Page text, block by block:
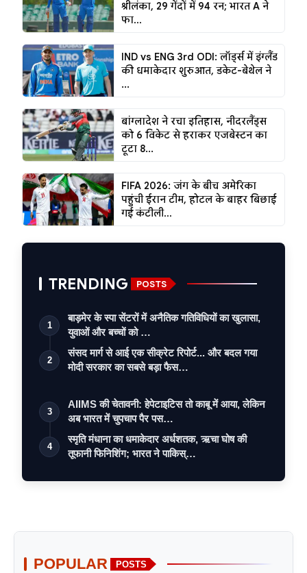
श्रीलंका, 29 गेंदों में 94 रन; भारत A ने
फा...
IND vs ENG 3rd ODI: लॉर्ड्स में इंग्लैंड
की धमाकेदार शुरुआत, डकेट-बेथेल ने
...
बांग्लादेश ने रचा इतिहास, नीदरलैंड्स
को 6 विकेट से हराकर एजबेस्टन का
टूटा 8...
FIFA 2026: जंग के बीच अमेरिका
पहुंची ईरान टीम, होटल के बाहर बिछाई
गई कंटीली...
TRENDING POSTS
1
बाड़मेर के स्पा सेंटरों में अनैतिक गतिविधियों का खुलासा,
युवाओं और बच्चों को …
2
संसद मार्ग से आई एक सीक्रेट रिपोर्ट... और बदल गया
मोदी सरकार का सबसे बड़ा फैस…
3
AIIMS की चेतावनी: हेपेटाइटिस तो काबू में आया, लेकिन
अब भारत में चुपचाप पैर पस…
4
स्मृति मंधाना का धमाकेदार अर्धशतक, ऋचा घोष की
तूफानी फिनिशिंग; भारत ने पाकिस्…
POPULAR POSTS